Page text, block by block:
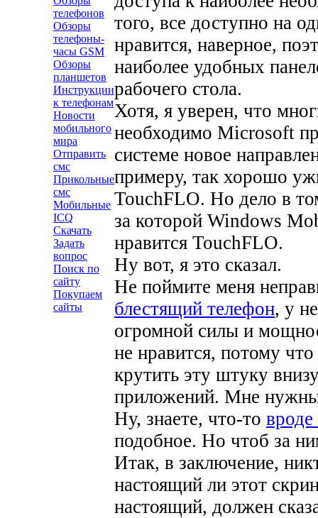
телефонов
Обзоры
телефоны-
часы GSM
Обзоры
планшетов
Инструкции
к телефонам
Новости
мобильного
мира
Отправить
смс
Прикольные
смс
Мобильные
ICQ
Скачать
Задать
вопрос
Поиск по
сайту
Покупаем
сайты
того, все доступно на
нравится, наверное,
наиболее удобных
рабочего стола.
Хотя, я уверен, что
необходимо Microsoft
системе новое
примеру, так хорошо
TouchFLO. Но дело в
за которой Windows
нравится TouchFLO.
Ну вот, я это сказал.
Не поймите меня
блестящий телефон, у
огромной силы и
не нравится, потому
крутить эту штуку
приложений. Мне нужны
Ну, знаете, что-то
подобное. Но чтоб за
Итак, в заключение,
настоящий ли этот
настоящий, должен